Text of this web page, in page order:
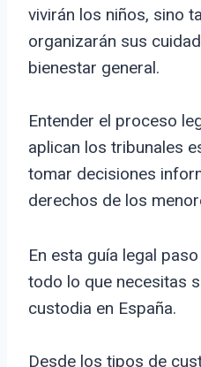
vivirán los niños, sino
organizarán sus
bienestar general.
Entender el proceso
aplican los tribunales
tomar decisiones
derechos de los
En esta guía legal
todo lo que necesitas
custodia en España.
Desde los tipos de